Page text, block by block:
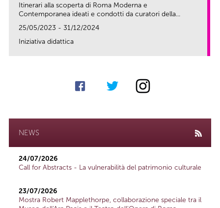
Itinerari alla scoperta di Roma Moderna e
Contemporanea ideati e condotti da curatori della...
25/05/2023 - 31/12/2024
Iniziativa didattica
NEWS
24/07/2026
Call for Abstracts - La vulnerabilità del patrimonio culturale
23/07/2026
Mostra Robert Mapplethorpe, collaborazione speciale tra il